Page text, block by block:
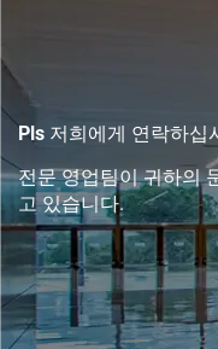
Pls 저희에게 연락하십
전문 영업팀이 귀하의
고 있습니다.